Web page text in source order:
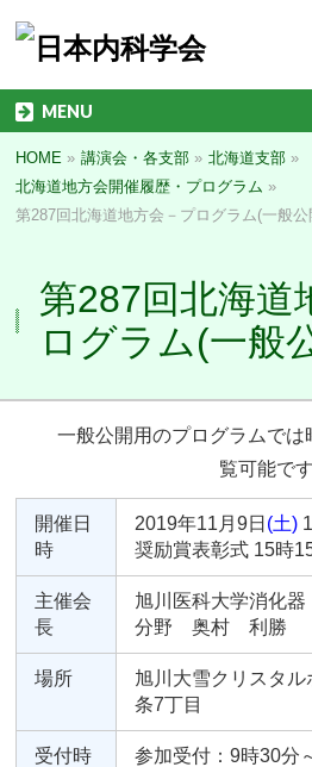
MENU
HOME » 講演会・各支部 » 北海道支部 »
北海道地方会開催履歴・プログラム »
第287回北海道地方会－プログラム(一般公
第287回北海道
ログラム(一般
一般公開用のプログラムでは
覧可能です
開催日
時
2019年11月9日 (土)
奨励賞表彰式 15時
主催会
長
旭川医科大学消化
分野 奥村 利勝
場所
旭川大雪クリスタ
条7丁目
受付時
参加受付：9時30分